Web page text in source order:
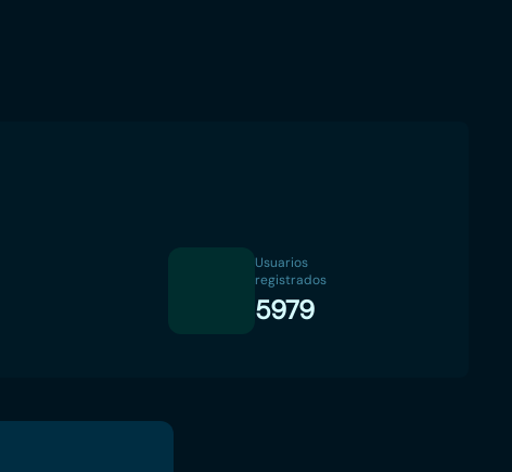
Usuarios
registrados
5979